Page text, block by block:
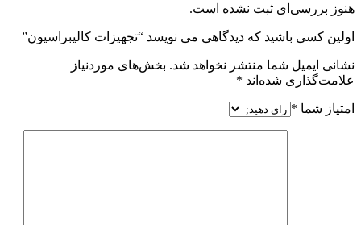
هنوز بررسی‌ای ثبت نشده است.
اولین کسی باشید که دیدگاهی می نویسد “تجهیزات کالیبراسیون”
نشانی ایمیل شما منتشر نخواهد شد. بخش‌های موردنیاز
علامت‌گذاری شده‌اند *
امتیاز شما *